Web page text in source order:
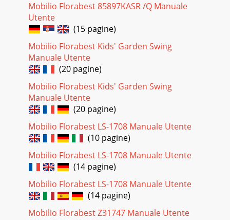
Mobilio Florabest 85897KASR /Q Manuale
Utente
(15 pagine)
Mobilio Florabest Kids' Garden Swing
Manuale Utente
(20 pagine)
Mobilio Florabest Kids' Garden Swing
Manuale Utente
(20 pagine)
Mobilio Florabest LS-1708 Manuale Utente
(10 pagine)
Mobilio Florabest LS-1708 Manuale Utente
(14 pagine)
Mobilio Florabest LS-1708 Manuale Utente
(14 pagine)
Mobilio Florabest Z31747 Manuale Utente